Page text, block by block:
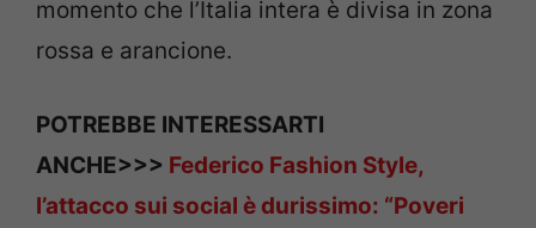
momento che l’Italia intera è divisa in zona
rossa e arancione.
POTREBBE INTERESSARTI
ANCHE>>> Federico Fashion Style,
l’attacco sui social è durissimo: “Poveri